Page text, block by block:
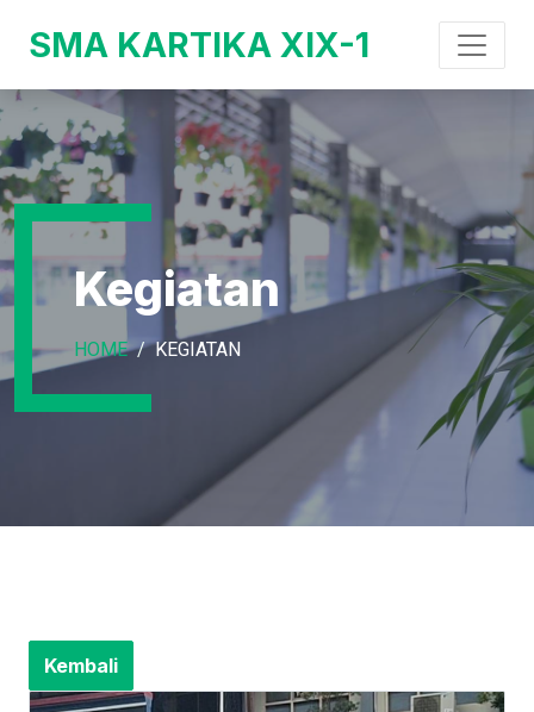
SMA KARTIKA XIX-1
Kegiatan
HOME KEGIATAN
Kembali